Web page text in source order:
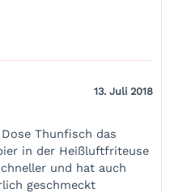
13. Juli 2018
Thunfisch das
in der Heißluftfriteuse
und hat auch
geschmeckt